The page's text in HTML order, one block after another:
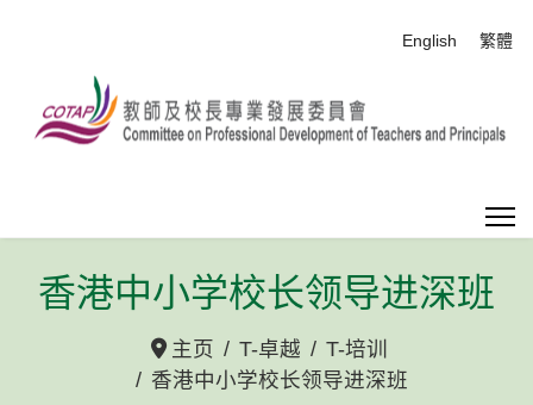
选择你的语音
English 繁體
香港中小学校长领导进深班
主页 T-卓越
T-培训
香港中小学校长领导进深班